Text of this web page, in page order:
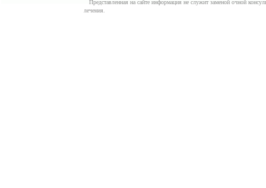
Представленная на сайте информация не служит заменой очной
лечения.